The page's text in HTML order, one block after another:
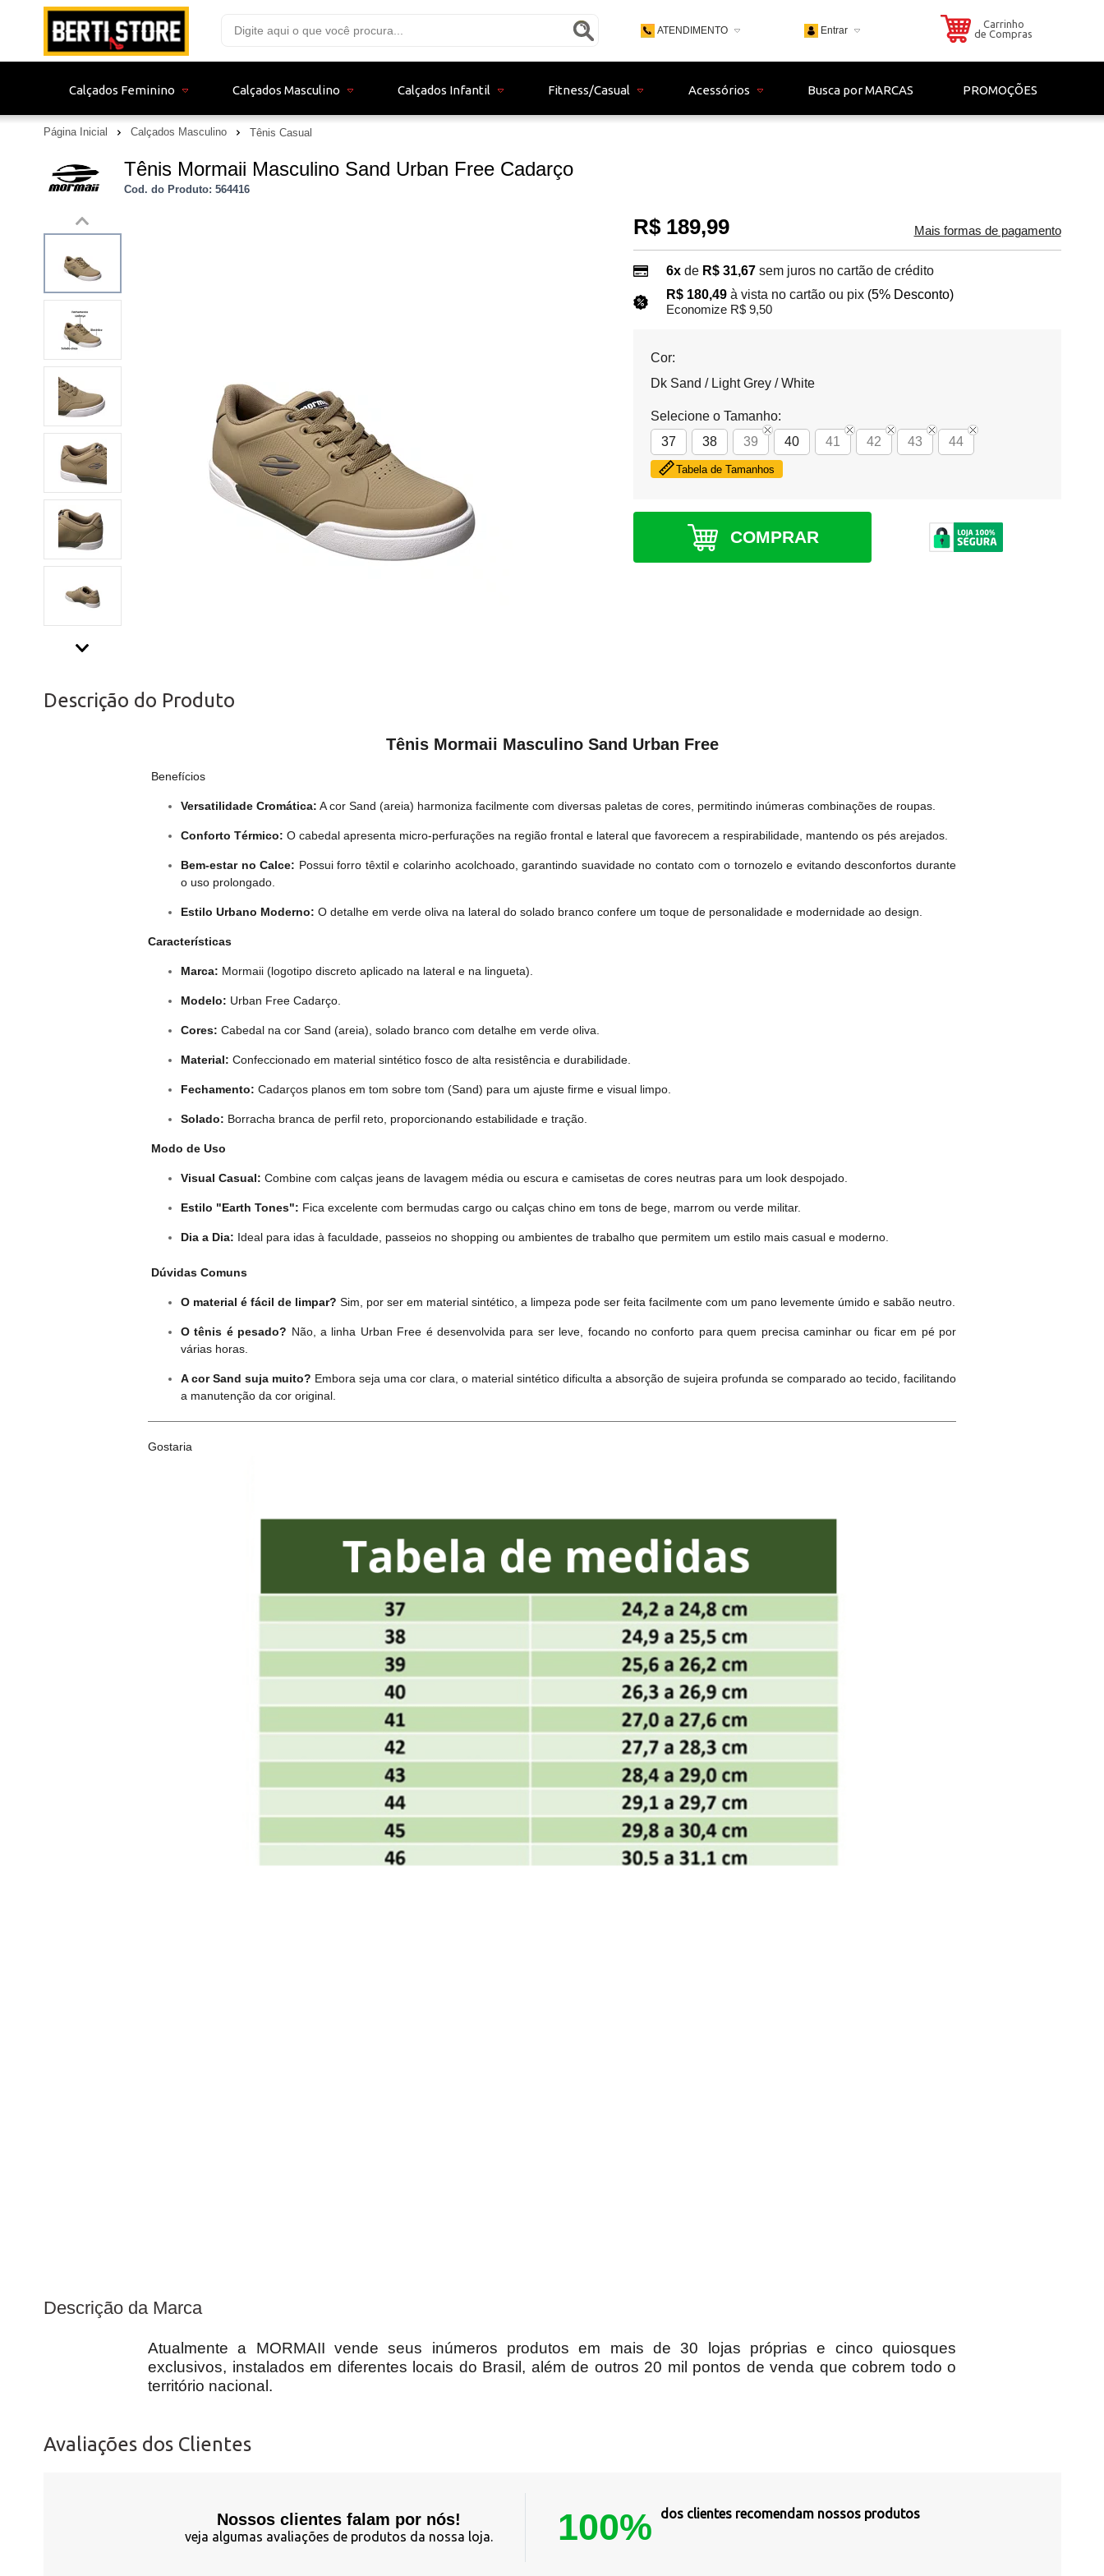
ATENDIMENTO
(48) 9 - 9153 - 4306
Entrar
Carrinho
de Compras
Calçados Feminino Calçados Masculino Calçados Infantil Fitness/Casual Acessórios Busca por MARCAS PROMOÇÕES
Página Inicial Calçados Masculino Tênis Casual
Tênis Mormaii Masculino Sand Urban Free Cadarço
Cod. do Produto: 564416
R$ 189,99 Mais formas de pagamento
6x de R$ 31,67 sem juros no cartão de crédito
R$ 180,49à vista no cartão ou pix (5% Desconto)
Economize R$ 9,50
Cor:
Dk Sand / Light Grey / White
Selecione o Tamanho:
37
38 39 40 41 42 43 44
Tabela de Tamanhos
COMPRAR
Descrição do Produto
Tênis Mormaii Masculino Sand Urban Free
Benefícios
Versatilidade Cromática: A cor Sand (areia) harmoniza facilmente com diversas paletas de cores, permitindo inúmeras combinações de roupas.
Conforto Térmico: O cabedal apresenta micro-perfurações na região frontal e lateral que favorecem a respirabilidade, mantendo os pés arejados.
Bem-estar no Calce: Possui forro têxtil e colarinho acolchoado, garantindo suavidade no contato com o tornozelo e evitando desconfortos durante
o uso prolongado.
Estilo Urbano Moderno: O detalhe em verde oliva na lateral do solado branco confere um toque de personalidade e modernidade ao design.
Características
Marca: Mormaii (logotipo discreto aplicado na lateral e na lingueta).
Modelo: Urban Free Cadarço.
Cores: Cabedal na cor Sand (areia), solado branco com detalhe em verde oliva.
Material: Confeccionado em material sintético fosco de alta resistência e durabilidade.
Fechamento: Cadarços planos em tom sobre tom (Sand) para um ajuste firme e visual limpo.
Solado: Borracha branca de perfil reto, proporcionando estabilidade e tração.
Modo de Uso
Visual Casual: Combine com calças jeans de lavagem média ou escura e camisetas de cores neutras para um look despojado.
Estilo "Earth Tones": Fica excelente com bermudas cargo ou calças chino em tons de bege, marrom ou verde militar.
Dia a Dia: Ideal para idas à faculdade, passeios no shopping ou ambientes de trabalho que permitem um estilo mais casual e moderno.
Dúvidas Comuns
O material é fácil de limpar? Sim, por ser em material sintético, a limpeza pode ser feita facilmente com um pano levemente úmido e sabão neutro.
O tênis é pesado? Não, a linha Urban Free é desenvolvida para ser leve, focando no conforto para quem precisa caminhar ou ficar em pé por
várias horas.
A cor Sand suja muito? Embora seja uma cor clara, o material sintético dificulta a absorção de sujeira profunda se comparado ao tecido, facilitando
a manutenção da cor original.
Gostaria
Descrição da Marca
Atualmente a MORMAII vende seus inúmeros produtos em mais de 30 lojas próprias e cinco quiosques
exclusivos, instalados em diferentes locais do Brasil, além de outros 20 mil pontos de venda que cobrem todo o
território nacional.
Avaliações dos Clientes
Nossos clientes falam por nós!
veja algumas avaliações de produtos da nossa loja. 100% dos clientes recomendam nossos produtos